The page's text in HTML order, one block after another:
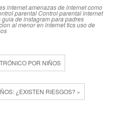
internetamenazas de internetcomo
parentalControl parental internet
guia de instagram para padres
al menor en internetticsuso de
POR NIÑOS
¿EXISTEN RIESGOS? »